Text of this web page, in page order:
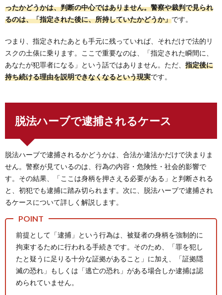
ったかどうかは、判断の中心ではありません。警察や裁判で見られ
るのは、「指定された後に、所持していたかどうか」です。
つまり、指定されたあとも手元に残っていれば、それだけで法的リ
スクの土俵に乗ります。ここで重要なのは、「指定された瞬間に、
あなたが犯罪者になる」という話ではありません。ただ、 指定後に
持ち続ける理由を説明できなくなるという現実です。
脱法ハーブで逮捕されるケース
脱法ハーブで逮捕されるかどうかは、合法か違法かだけで決まりま
せん。警察が見ているのは、行為の内容・危険性・社会的影響で
す。その結果、「ここは身柄を押さえる必要がある」と判断される
と、初犯でも逮捕に踏み切られます。次に、脱法ハーブで逮捕され
るケースについて詳しく解説します。
前提として「逮捕」という行為は、被疑者の身柄を強制的に
拘束するために行われる手続きです。そのため、「罪を犯し
たと疑うに足りる十分な証拠があること」に加え、「証拠隠
滅の恐れ」もしくは「逃亡の恐れ」がある場合しか逮捕は認
められていません。